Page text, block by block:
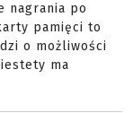
nagrania po
pamięci to
o możliwości
ma